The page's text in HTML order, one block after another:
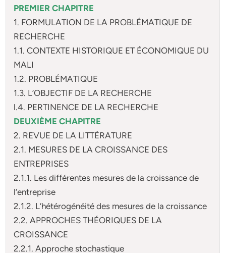
PREMIER CHAPITRE
1. FORMULATION DE LA PROBLÉMATIQUE DE
RECHERCHE
1.1. CONTEXTE HISTORIQUE ET ÉCONOMIQUE DU
MALI
1.2. PROBLÉMATIQUE
1.3. L’OBJECTIF DE LA RECHERCHE
l.4. PERTINENCE DE LA RECHERCHE
DEUXIÈME CHAPITRE
2. REVUE DE LA LITTÉRATURE
2.1. MESURES DE LA CROISSANCE DES
ENTREPRISES
2.1.1. Les différentes mesures de la croissance de
l’entreprise
2.1.2. L’hétérogénéité des mesures de la croissance
2.2. APPROCHES THÉORIQUES DE LA
CROISSANCE
2.2.1. Approche stochastique